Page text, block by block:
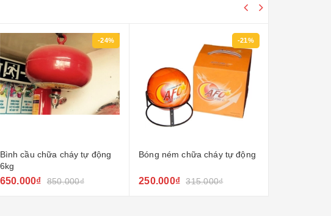
-21%
Bóng ném chữa cháy tự động
250.000₫ 315.000₫
-28%
Đèn exit không chỉ hướng
180.000₫ 250.000₫